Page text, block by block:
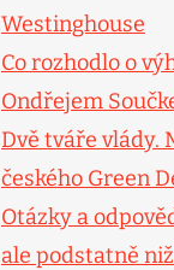
Westinghouse
Co rozhodlo o
Ondřejem
Dvě tváře vlády.
českého Green
Otázky a
ale podstatně